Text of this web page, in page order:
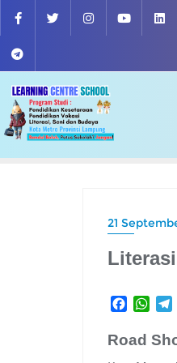
Skip
content
21
c
W
a
l
Road